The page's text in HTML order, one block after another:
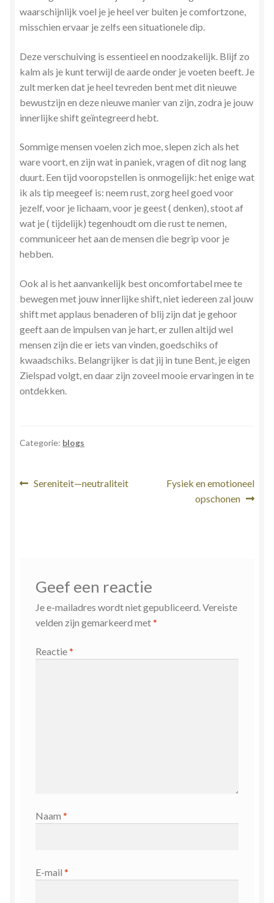
waarschijnlijk voel je je heel ver buiten je comfortzone,
misschien ervaar je zelfs een situationele dip.
Deze verschuiving is essentieel en noodzakelijk. Blijf zo
kalm als je kunt terwijl de aarde onder je voeten beeft. Je
zult merken dat je heel tevreden bent met dit nieuwe
bewustzijn en deze nieuwe manier van zijn, zodra je jouw
innerlijke shift geïntegreerd hebt.
Sommige mensen voelen zich moe, slepen zich als het
ware voort, en zijn wat in paniek, vragen of dit nog lang
duurt. Een tijd vooropstellen is onmogelijk: het enige wat
ik als tip meegeef is: neem rust, zorg heel goed voor
jezelf, voor je lichaam, voor je geest ( denken), stoot af
wat je ( tijdelijk) tegenhoudt om die rust te nemen,
communiceer het aan de mensen die begrip voor je
hebben.
Ook al is het aanvankelijk best oncomfortabel mee te
bewegen met jouw innerlijke shift, niet iedereen zal jouw
shift met applaus benaderen of blij zijn dat je gehoor
geeft aan de impulsen van je hart, er zullen altijd wel
mensen zijn die er iets van vinden, goedschiks of
kwaadschiks. Belangrijker is dat jij in tune Bent, je eigen
Zielspad volgt, en daar zijn zoveel mooie ervaringen in te
ontdekken.
Categorie: blogs
Bericht
Vorig
Sereniteit—neutraliteit
Volgend
bericht:
Fysiek en emotioneel
opschonen
Geef een reactie
Je e-mailadres wordt niet gepubliceerd. Vereiste
velden zijn gemarkeerd met*
Reactie*
Naam *
E-mail *